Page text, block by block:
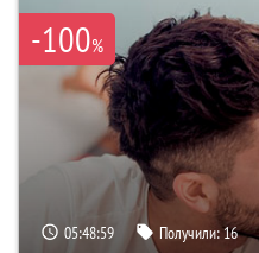
-100%
05:48:58 Получили:16